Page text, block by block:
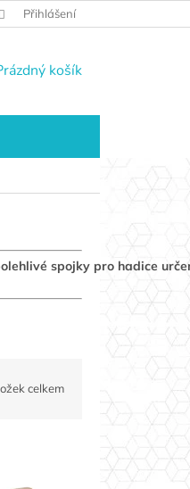
KDO JSME?
Přihlášení
košík
spojky pro hadice
celkem